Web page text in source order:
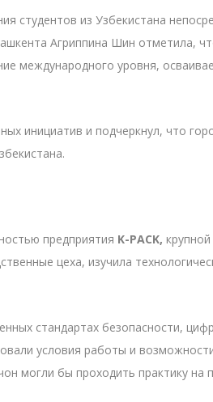
студентов из Узбекистана
Агриппина Шин отметила,
международного уровня,
инициатив и подчеркнул, что
предприятия K-PACK,
цеха, изучила
стандартах безопасности,
условия работы и
могли бы проходить практику